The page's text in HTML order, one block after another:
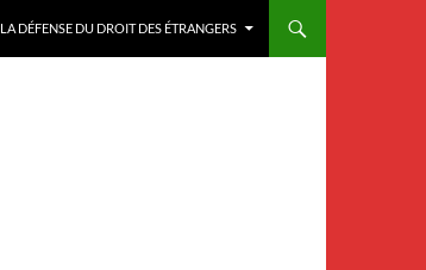
LA DÉFENSE DU DROIT DES ÉTRANGERS